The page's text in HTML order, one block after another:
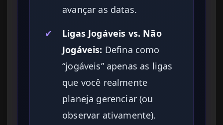
avançar as datas.
✔
Ligas Jogáveis vs. Não
Jogáveis: Defina como
“jogáveis” apenas as ligas
que você realmente
planeja gerenciar (ou
observar ativamente).